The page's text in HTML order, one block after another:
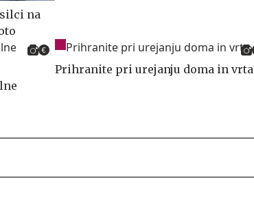
na
Prihranite pri urejanju doma in vrta